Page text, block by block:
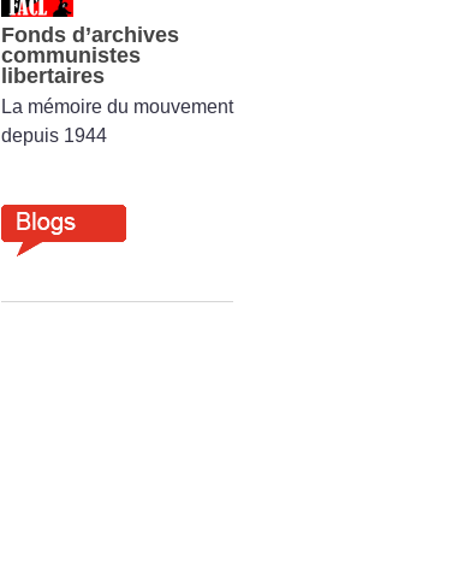
Fonds d’archives
communistes
libertaires
La mémoire du mouvement
depuis 1944